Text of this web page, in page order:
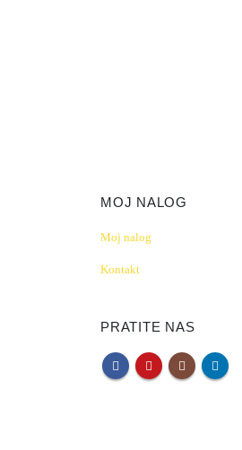
MOJ NALOG
Moj nalog
Kontakt
PRATITE NAS